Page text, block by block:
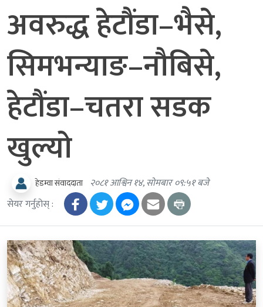
अवरुद्ध हेटौंडा–भैसे,
सिमभन्याङ–नौबिसे,
हेटौंडा–चतरा सडक
खुल्यो
हेडम्वा संवाददाता
२०८१ आश्विन १४, सोमबार ०९:५१ बजे
सेयर गर्नुहोस् :